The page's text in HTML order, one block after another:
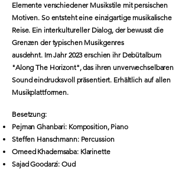
Elemente verschiedener Musikstile mit persischen
Motiven. So entsteht eine einzigartige musikalische
Reise. Ein interkultureller Dialog, der bewusst die
Grenzen der typischen Musikgenres
ausdehnt. Im Jahr 2023 erschien ihr Debütalbum
"Along The Horizont", das ihren unverwechselbaren
Sound eindrucksvoll präsentiert. Erhältlich auf allen
Musikplattformen.
Besetzung:
Pejman Ghanbari: Komposition, Piano
Steffen Hanschmann: Percussion
Omeed Khademsaba: Klarinette
Sajad Goodarzi: Oud